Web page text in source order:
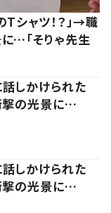
シャツ！？」→職
…「そりゃ先生
しかけられた
撃の光景に…
しかけられた
撃の光景に…